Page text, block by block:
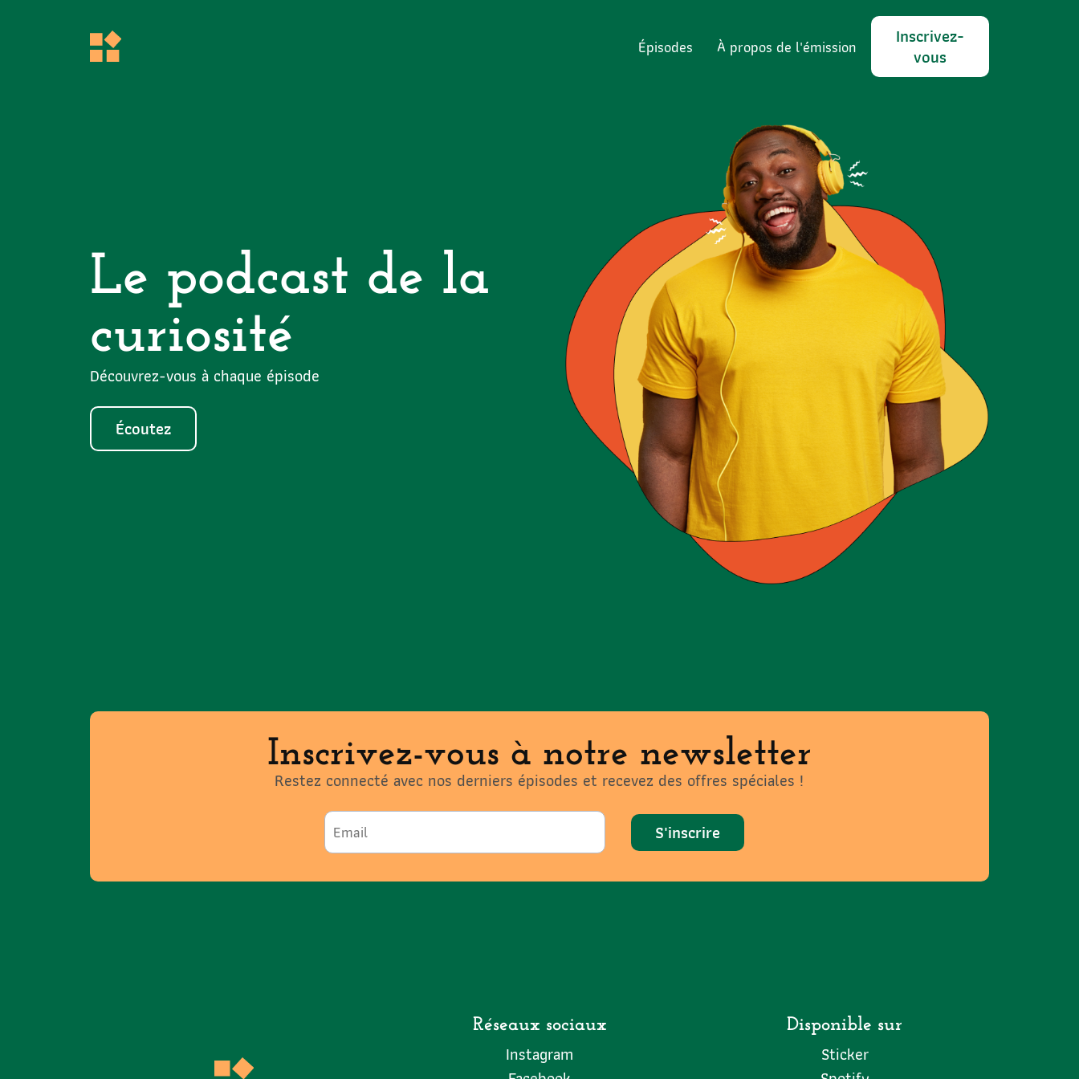
Épisodes À propos de l'émission
Inscrivez-
vous
Le podcast de la
curiosité
Découvrez-vous à chaque épisode
Écoutez
Inscrivez-vous à notre newsletter
Restez connecté avec nos derniers épisodes et recevez des offres spéciales !
S'inscrire
Réseaux sociaux
Instagram
Disponible sur
Sticker